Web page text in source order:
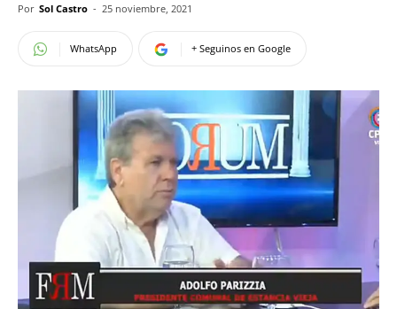
Por Sol Castro - 25 noviembre, 2021
WhatsApp + Seguinos en Google